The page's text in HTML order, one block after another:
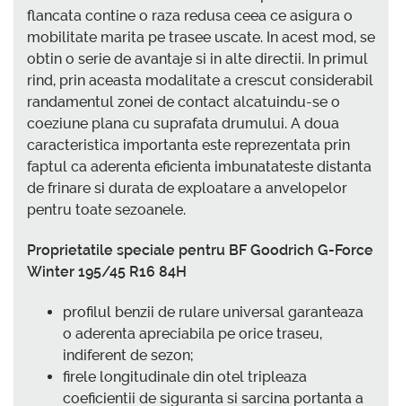
flancata contine o raza redusa ceea ce asigura o
mobilitate marita pe trasee uscate. In acest mod, se
obtin o serie de avantaje si in alte directii. In primul
rind, prin aceasta modalitate a crescut considerabil
randamentul zonei de contact alcatuindu-se o
coeziune plana cu suprafata drumului. A doua
caracteristica importanta este reprezentata prin
faptul ca aderenta eficienta imbunatateste distanta
de frinare si durata de exploatare a anvelopelor
pentru toate sezoanele.
Proprietatile speciale pentru BF Goodrich G-Force
Winter 195/45 R16 84H
profilul benzii de rulare universal garanteaza
o aderenta apreciabila pe orice traseu,
indiferent de sezon;
firele longitudinale din otel tripleaza
coeficientii de siguranta si sarcina portanta a